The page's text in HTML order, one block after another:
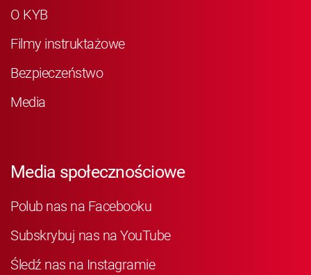
O KYB
Filmy instruktażowe
Bezpieczeństwo
Media
Media społecznościowe
Polub nas na Facebooku
Subskrybuj nas na YouTube
Śledź nas na Instagramie